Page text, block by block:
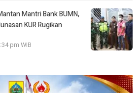
Mantri Bank BUMN,
KUR Rugikan
pm WIB